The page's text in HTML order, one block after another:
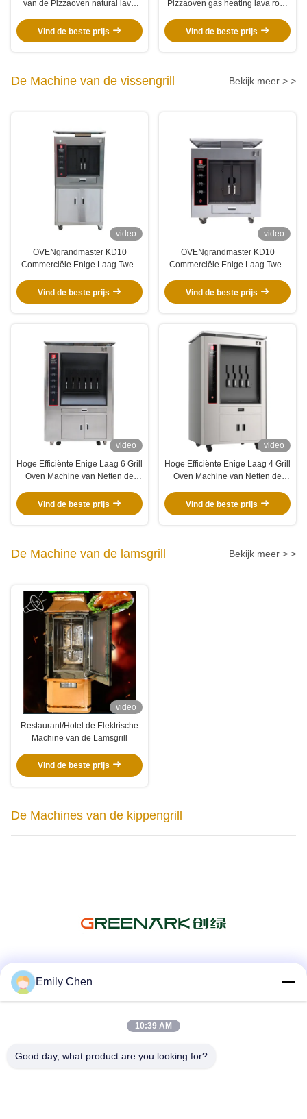
van de Pizzaoven natural lava
Rode Keramische tegels
Vind de beste prijs
Pizzaoven gas heating lava rock
Gaspizza
Vind de beste prijs
De Machine van de vissengrill Bekijk meer > >
video
OVENgrandmaster KD10
Commerciële Enige Laag Twee
- Standaard Elektrische Stijl
Vind de beste prijs
video
OVENgrandmaster KD10
Commerciële Enige Laag Twee
Nettenvissen -
Vind de beste prijs
video
Hoge Efficiënte Enige Laag 6 Grill
Oven Machine van Netten de
Vind de beste prijs
video
Hoge Efficiënte Enige Laag 4 Grill
Oven Machine van Netten de
Vind de beste prijs
De Machine van de lamsgrill Bekijk meer > >
video
Restaurant/Hotel de Elektrische
Machine van de Lamsgrill
Vind de beste prijs
De Machines van de kippengrill
Emily Chen
10:39 AM
Good day, what product are you looking for?